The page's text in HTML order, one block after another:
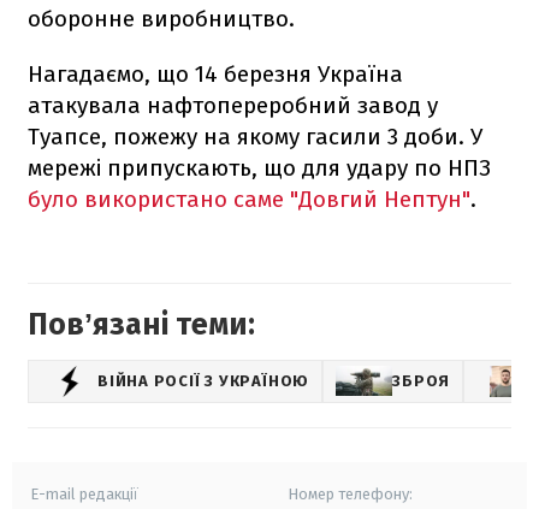
оборонне виробництво.
Нагадаємо, що 14 березня Україна
атакувала нафтопереробний завод у
Туапсе, пожежу на якому гасили 3 доби. У
мережі припускають, що для удару по НПЗ
було використано саме "Довгий Нептун".
Повʼязані теми:
ВІЙНА РОСІЇ З УКРАЇНОЮ ЗБРОЯ
E-mail редакції Номер телефону: